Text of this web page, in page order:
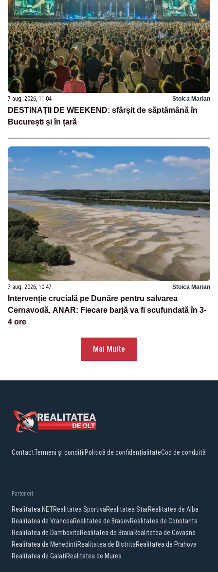
7 aug. 2026, 11:04 Stoica Marian
DESTINAȚII DE WEEKEND: sfârșit de săptămână în
București și în țară
7 aug. 2026, 10:47 Stoica Marian
Intervenție crucială pe Dunăre pentru salvarea
Cernavodă. ANAR: Fiecare barjă va fi scufundată în 3-
4 ore
Mai Multe
ContactTermeni și condițiiPolitică de confidențialitateCod de conduită
Parteneri:
Realitatea.NETRealitatea SportivaRealitatea StarRealitatea de Alba
Realitatea de VranceaRealitatea de BrasovRealitatea de Constanta
Realitatea de DambovitaRealitatea de BrailaRealitatea de Covasna
Realitatea de MehedintiRealitatea de BistritaRealitatea de Prahova
Realitatea de GalatiRealitatea de Mures